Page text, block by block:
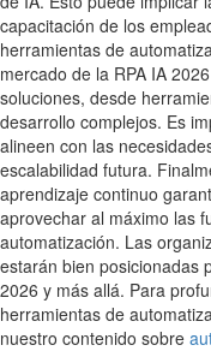
capacitación de los
herramientas de
mercado de la RPA IA
soluciones, desde
desarrollo complejos. Es
alineen con las
escalabilidad futura.
aprendizaje continuo
aprovechar al máximo las
automatización. Las
estarán bien posicionadas
2026 y más allá. Para
herramientas de
nuestro contenido sobre